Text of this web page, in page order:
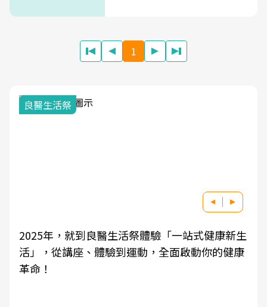
1
良醫生活祭
2025年，就到良醫生活祭體驗「一站式健康新生
活」，從講座、體驗到運動，全面啟動你的健康
革命！